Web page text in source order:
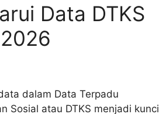
Data DTKS
dalam Data Terpadu
Sosial atau DTKS menjadi kunci